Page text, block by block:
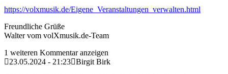
https://volxmusik.de/Eigene_Veranstaltungen_verwalten.html
Freundliche Grüße
Walter vom volXmusik.de-Team
1 weiteren Kommentar anzeigen
23.05.2024 - 21:23 Birgit Birk